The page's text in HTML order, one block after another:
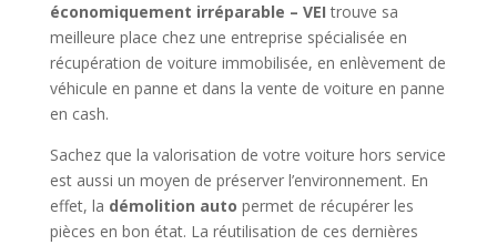
économiquement irréparable – VEI trouve sa
meilleure place chez une entreprise spécialisée en
récupération de voiture immobilisée, en enlèvement de
véhicule en panne et dans la vente de voiture en panne
en cash.
Sachez que la valorisation de votre voiture hors service
est aussi un moyen de préserver l’environnement. En
effet, la démolition auto permet de récupérer les
pièces en bon état. La réutilisation de ces dernières